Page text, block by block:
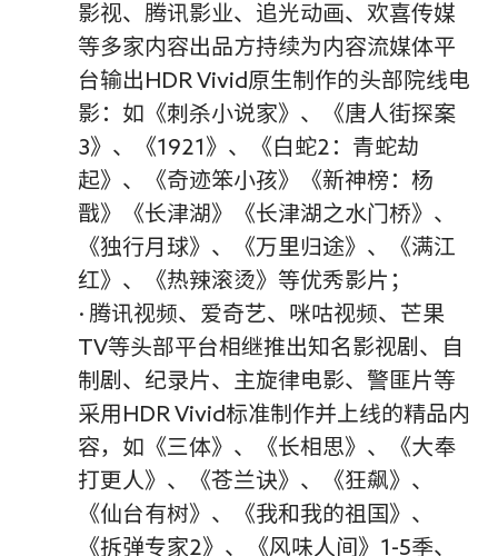
影视、腾讯影业、追光动画、欢喜传媒
等多家内容出品方持续为内容流媒体平
台输出HDR Vivid原生制作的头部院线电
影：如《刺杀小说家》、《唐人街探案
3》、《1921》、《白蛇2：青蛇劫
起》、《奇迹笨小孩》《新神榜：杨
戬》《长津湖》《长津湖之水门桥》、
《独行月球》、《万里归途》、《满江
红》、《热辣滚烫》等优秀影片；
· 腾讯视频、爱奇艺、咪咕视频、芒果
TV等头部平台相继推出知名影视剧、自
制剧、纪录片、主旋律电影、警匪片等
采用HDR Vivid标准制作并上线的精品内
容，如《三体》、《长相思》、《大奉
打更人》、《苍兰诀》、《狂飙》、
《仙台有树》、《我和我的祖国》、
《拆弹专家2》、《风味人间》1-5季、